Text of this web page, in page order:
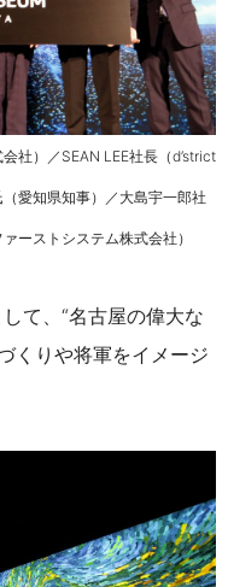
社）／SEAN LEE社長（d’strict
愛知県知事）／大島宇一郎社
ーストシステム株式会社）
て、“名古屋の偉大な
くりや将軍をイメージ